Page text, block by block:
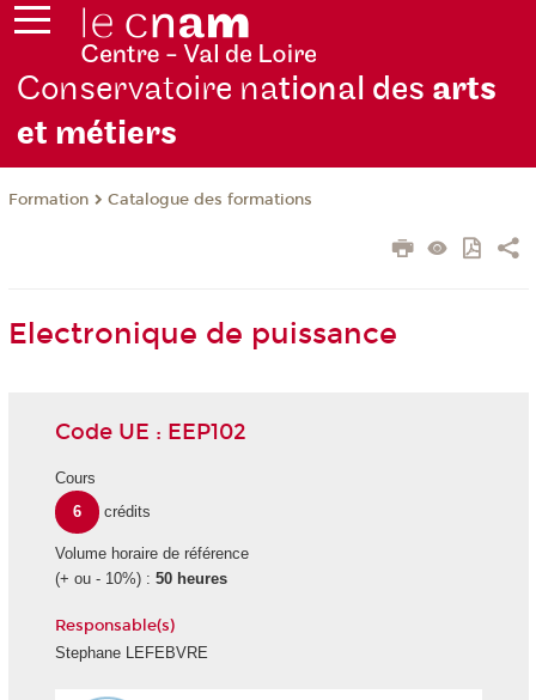
Conservatoire national des arts
et métiers
Formation Catalogue des formations
Electronique de puissance
Code UE : EEP102
Cours
6
crédits
Volume horaire de référence
(+ ou - 10%) : 50 heures
Responsable(s)
Stephane LEFEBVRE